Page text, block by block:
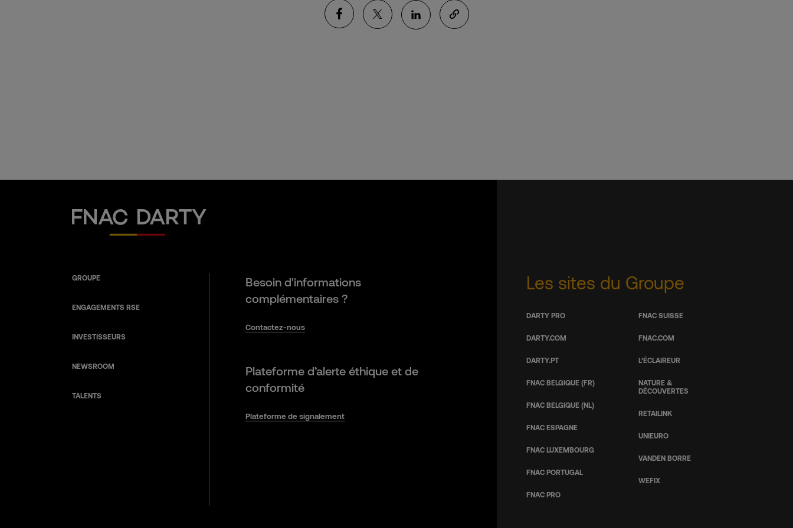
Fnac Darty
GROUPE
ENGAGEMENTS RSE
INVESTISSEURS
NEWSROOM
TALENTS
Besoin d'informations
complémentaires ?
Contactez-nous
Plateforme d’alerte éthique et de
conformité
Plateforme de signalement
Les sites du Groupe
DARTY PRO
DARTY.COM
DARTY.PT
FNAC BELGIQUE (FR)
FNAC BELGIQUE (NL)
FNAC ESPAGNE
FNAC LUXEMBOURG
FNAC PORTUGAL
FNAC PRO
FNAC SUISSE
FNAC.COM
L’ÉCLAIREUR
NATURE &
DÉCOUVERTES
RETAILINK
UNIEURO
VANDEN BORRE
WEFIX